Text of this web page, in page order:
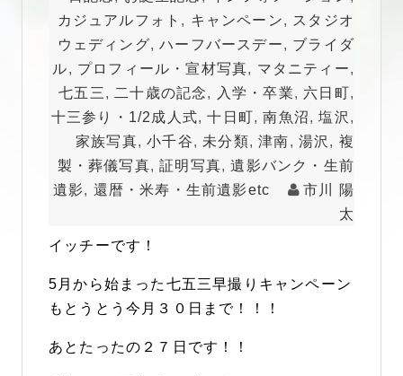
カジュアルフォト , キャンペーン, スタジオ
ウェディング,ハーフバースデー, ブライダ
ル, プロフィール・宣材写真, マタニティー,
七五三, 二十歳の記念, 入学・卒業, 六日町,
十三参り・1/2成人式,十日町,南魚沼,塩沢 ,
家族写真,小千谷, 未分類,津南, 湯沢 , 複
製・葬儀写真,証明写真,遺影バンク・生前
遺影, 還暦・米寿・生前遺影etc
市川 陽
太
イッチーです！
5月から始まった七五三早撮りキャンペーン
もとうとう今月３０日まで！！！
あとたったの２７日です！！